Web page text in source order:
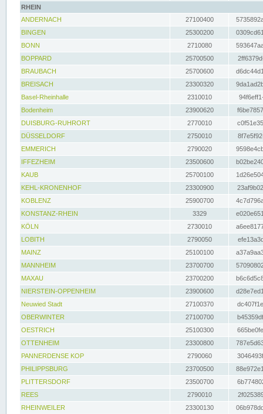
RHEIN
ANDERNACH
27100400
BINGEN
25300200
BONN
2710080
BOPPARD
25700500
BRAUBACH
25700600
BREISACH
23300320
Basel-Rheinhalle
2310010
Bodenheim
23900620
DUISBURG-RUHRORT
2770010
DÜSSELDORF
2750010
EMMERICH
2790020
IFFEZHEIM
23500600
KAUB
25700100
KEHL-KRONENHOF
23300900
KOBLENZ
25900700
KONSTANZ-RHEIN
3329
KÖLN
2730010
LOBITH
2790050
MAINZ
25100100
MANNHEIM
23700700
MAXAU
23700200
NIERSTEIN-OPPENHEIM
23900600
Neuwied Stadt
27100370
OBERWINTER
27100700
OESTRICH
25100300
OTTENHEIM
23300800
PANNERDENSE KOP
2790060
PHILIPPSBURG
23700500
PLITTERSDORF
23500700
REES
2790010
RHEINWEILER
23300130